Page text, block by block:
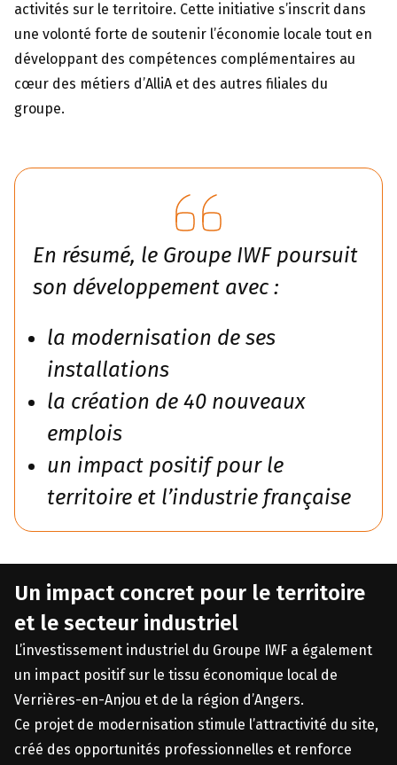
activités sur le territoire. Cette initiative s’inscrit dans
une volonté forte de soutenir l’économie locale tout en
développant des compétences complémentaires au
cœur des métiers d’AlliA et des autres filiales du
groupe.
En résumé, le Groupe IWF poursuit
son développement avec :
la modernisation de ses
installations
la création de 40 nouveaux
emplois
un impact positif pour le
territoire et l’industrie française
Un impact concret pour le territoire
et le secteur industriel
L’investissement industriel du Groupe IWF a également
un impact positif sur le tissu économique local de
Verrières-en-Anjou et de la région d’Angers.
Ce projet de modernisation stimule l’attractivité du site,
créé des opportunités professionnelles et renforce